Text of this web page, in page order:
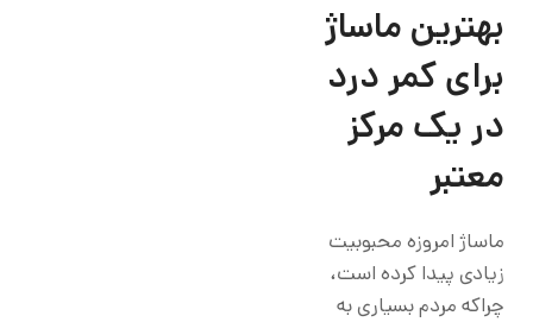
بهترین ماساژ
برای کمر درد
در یک مرکز
معتبر
ماساژ امروزه محبوبیت
زیادی پیدا کرده است،
چراکه مردم بسیاری به